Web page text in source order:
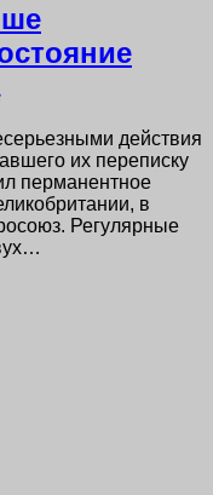
действия
их переписку
перманентное
в
Регулярные